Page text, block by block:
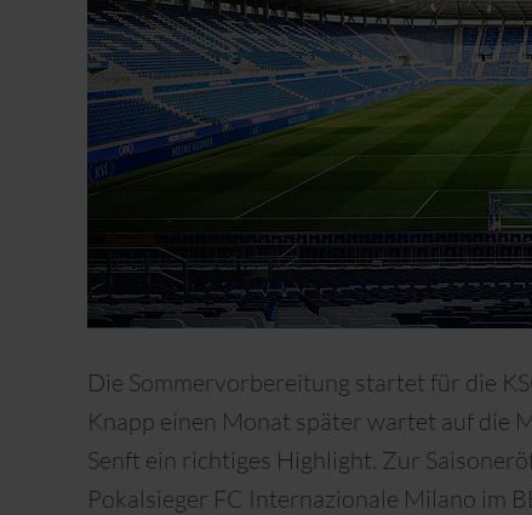
Die Sommervorbereitung startet für die
Knapp einen Monat später wartet auf die
Senft ein richtiges Highlight. Zur
Pokalsieger FC Internazionale Milano im